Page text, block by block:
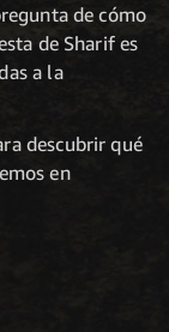
de cómo
de Sharif es
a la
descubrir qué
en